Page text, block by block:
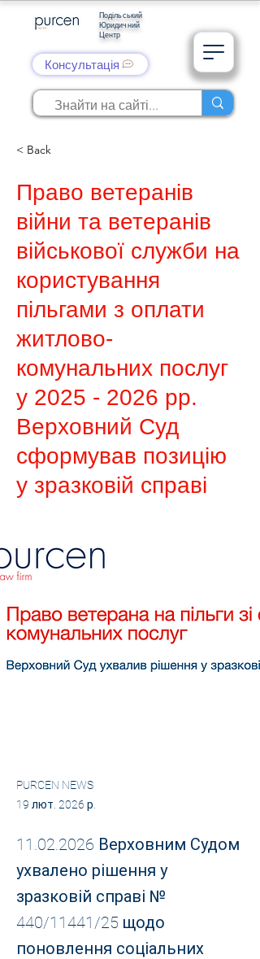
Подільський
Юридичний
Центр
Консультація
< Back
Право ветеранів
війни та ветеранів
військової служби на
користування
пільгами з оплати
житлово-
комунальних послуг
у 2025 - 2026 рр.
Верховний Суд
сформував позицію
у зразковій справі
PURCEN NEWS
19 лют. 2026 р.
11.02.2026 Верховним Судом
ухвалено рішення у
зразковій справі №
440/11441/25 щодо
поновлення соціальних